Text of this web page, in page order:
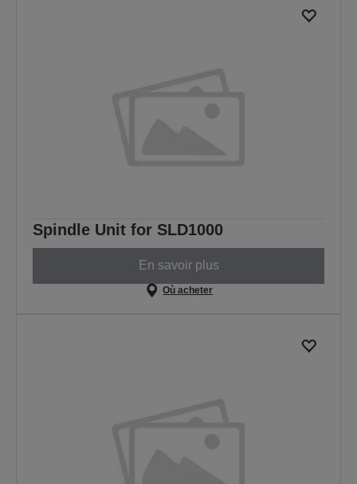
Spindle Unit for SLD1000
En savoir plus
Où acheter